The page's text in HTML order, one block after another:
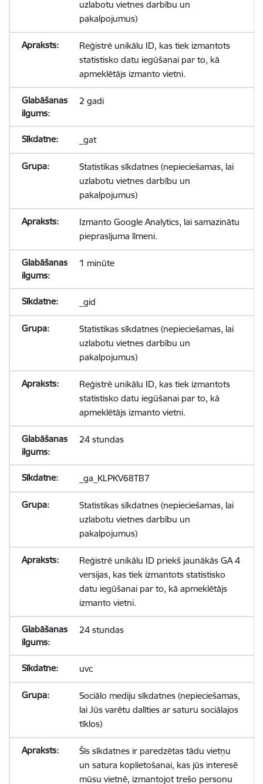
uzlabotu vietnes darbību un
pakalpojumus)
Reģistrē unikālu ID, kas tiek izmantots
statistisko datu iegūšanai par to, kā
apmeklētājs izmanto vietni.
2 gadi
_gat
Statistikas sīkdatnes (nepieciešamas, lai
uzlabotu vietnes darbību un
pakalpojumus)
Izmanto Google Analytics, lai samazinātu
pieprasījuma līmeni.
1 minūte
_gid
Statistikas sīkdatnes (nepieciešamas, lai
uzlabotu vietnes darbību un
pakalpojumus)
Reģistrē unikālu ID, kas tiek izmantots
statistisko datu iegūšanai par to, kā
apmeklētājs izmanto vietni.
24 stundas
_ga_KLPKV68TB7
Statistikas sīkdatnes (nepieciešamas, lai
uzlabotu vietnes darbību un
pakalpojumus)
Reģistrē unikālu ID priekš jaunākās GA 4
versijas, kas tiek izmantots statistisko
datu iegūšanai par to, kā apmeklētājs
izmanto vietni.
24 stundas
uvc
Sociālo mediju sīkdatnes (nepieciešamas,
lai Jūs varētu dalīties ar saturu sociālajos
tīklos)
Šīs sīkdatnes ir paredzētas tādu vietņu
un satura koplietošanai, kas jūs interesē
mūsu vietnē, izmantojot trešo personu